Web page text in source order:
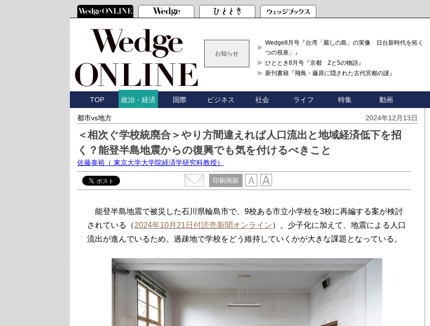
お知らせ
Wedge8月号『台湾「麗しの島」の実像 日台新時代を拓く「3
つの視座」』
ひととき8月号『京都 2と5の物語』
新刊書籍『飛鳥・藤原に隠された古代宮都の謎』
TOP 政治・経済 国際 ビジネス 社会 ライフ 特集 動画
都市vs地方 2024年12月13日
＜相次ぐ学校統廃合＞やり方間違えれば人口流出と地域経済低下を招
く？能登半島地震からの復興でも気を付けるべきこと
佐藤泰裕 （ 東京大学大学院経済学研究科教授）
印刷画面
能登半島地震で被災した石川県輪島市で、9校ある市立小学校を3校に再編する案が検討
されている（2024年10月21日付読売新聞オンライン）。少子化に加えて、地震による人口
流出が進んでいるため。過疎地で学校をどう維持していくかが大きな課題となっている。